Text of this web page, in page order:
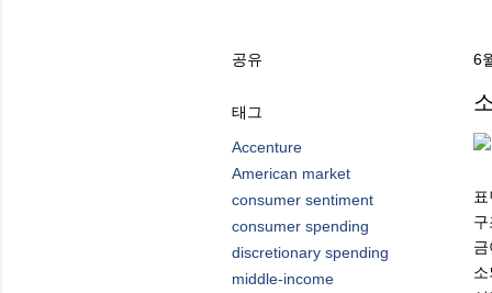
공유
태그
Accenture
American market
consumer sentiment
consumer spending
discretionary spending
middle-income
6